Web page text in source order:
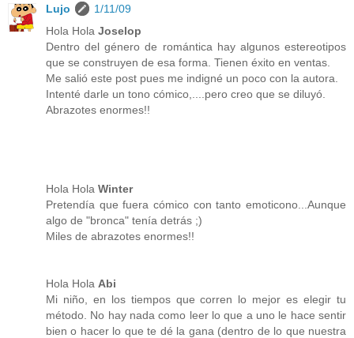
Lujo
1/11/09
Hola Hola Joselop
Dentro del género de romántica hay algunos estereotipos
que se construyen de esa forma. Tienen éxito en ventas.
Me salió este post pues me indigné un poco con la autora.
Intenté darle un tono cómico,....pero creo que se diluyó.
Abrazotes enormes!!
Hola Hola Winter
Pretendía que fuera cómico con tanto emoticono...Aunque
algo de "bronca" tenía detrás ;)
Miles de abrazotes enormes!!
Hola Hola Abi
Mi niño, en los tiempos que corren lo mejor es elegir tu
método. No hay nada como leer lo que a uno le hace sentir
bien o hacer lo que te dé la gana (dentro de lo que nuestra